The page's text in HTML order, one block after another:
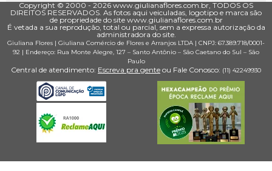
Copyright © 2000 - ­2026 www.giulianaflores.com.br, TODOS OS
DIREITOS RESERVADOS. As fotos aqui veiculadas, logotipo e marca são
de propriedade do site www.giulianaflores.com.br
É vetada a sua reprodução, total ou parcial, sem a expressa autorização da
administradora do site.
Giuliana Flores | Giuliana Comércio de Flores e Arranjos LTDA | CNPJ: 67.389.718/0001­
92 | Endereço: Rua Monte Alegre, 127 – Santo Antônio – São Caetano do Sul – São
Paulo
Central de atendimento: Escreva pra gente ou Fale Conosco: (11) 4224­9930